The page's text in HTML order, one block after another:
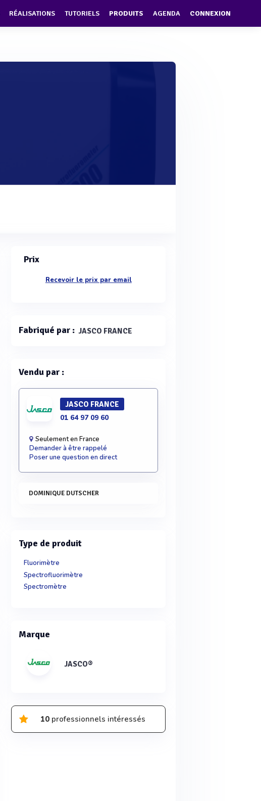
RÉALISATIONS TUTORIELS PRODUITS AGENDA CONNEXION
Prix
Recevoir le prix par email
Fabriqué par : JASCO FRANCE
Vendu par :
JASCO FRANCE
01 64 97 09 60
Seulement en France
Demander à être rappelé
Poser une question en direct
DOMINIQUE DUTSCHER
Type de produit
Fluorimètre
Spectrofluorimètre
Spectromètre
Marque
JASCO®
10 professionnels intéressés